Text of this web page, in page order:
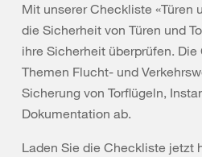
Mit unserer Checkliste «Türen
die Sicherheit von Türen und
ihre Sicherheit überprüfen.
Themen Flucht- und
Sicherung von Torflügeln,
Dokumentation ab.
Laden Sie die Checkliste jetzt